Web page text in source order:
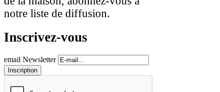
notre liste de diffusion.
Inscrivez-vous
email Newsletter